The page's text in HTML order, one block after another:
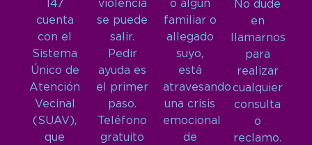
147
cuenta
con el
Sistema
Único de
Atención
Vecinal
(SUAV),
que
violencia
se puede
salir.
Pedir
ayuda es
el primer
paso.
Teléfono
gratuito
o algún
familiar o
allegado
suyo,
está
atravesando
una crisis
emocional
de
No dude
en
llamarnos
para
realizar
cualquier
consulta
o
reclamo.